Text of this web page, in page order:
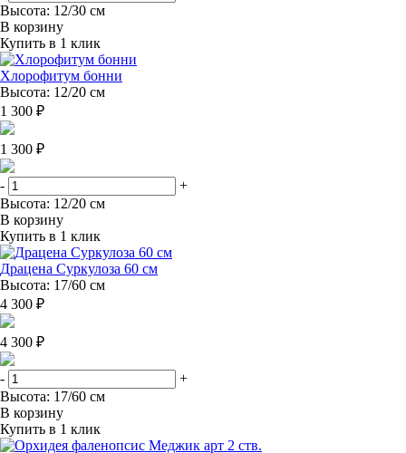
Высота: 12/30 см
В корзину
Купить в 1 клик
Хлорофитум бонни
Высота: 12/20 см
1 300 ₽
1 300 ₽
-
+
Высота: 12/20 см
В корзину
Купить в 1 клик
Драцена Суркулоза 60 см
Высота: 17/60 см
4 300 ₽
4 300 ₽
-
+
Высота: 17/60 см
В корзину
Купить в 1 клик